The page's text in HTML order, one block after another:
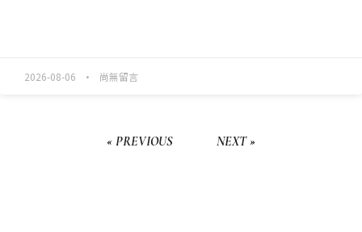
2026-08-06 尚無留言
« PREVIOUS NEXT »